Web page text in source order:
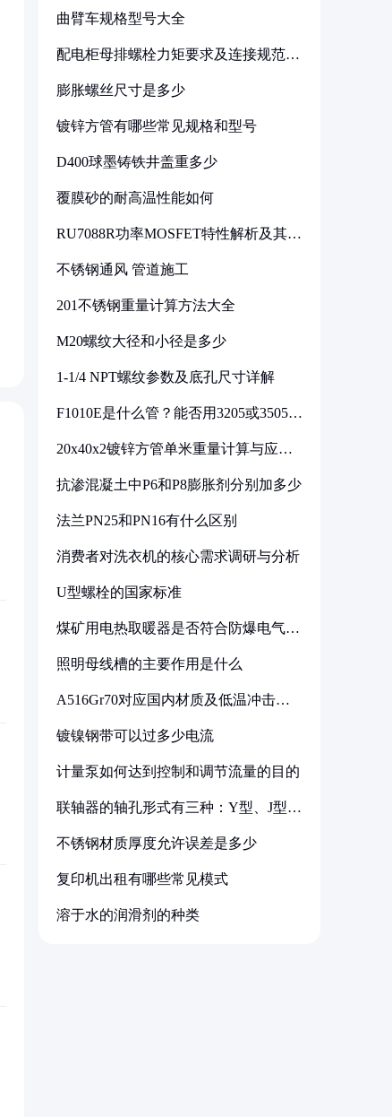
曲臂车规格型号大全
配电柜母排螺栓力矩要求及连接规范详
膨胀螺丝尺寸是多少
镀锌方管有哪些常见规格和型号
D400球墨铸铁井盖重多少
覆膜砂的耐高温性能如何
RU7088R功率MOSFET特性解析及其在
不锈钢通风 管道施工
201不锈钢重量计算方法大全
M20螺纹大径和小径是多少
1-1/4 NPT螺纹参数及底孔尺寸详解
F1010E是什么管？能否用3205或3505代
20x40x2镀锌方管单米重量计算与应用
抗渗混凝土中P6和P8膨胀剂分别加多少
法兰PN25和PN16有什么区别
消费者对洗衣机的核心需求调研与分析
U型螺栓的国家标准
煤矿用电热取暖器是否符合防爆电气设
照明母线槽的主要作用是什么
A516Gr70对应国内材质及低温冲击要
镀镍钢带可以过多少电流
计量泵如何达到控制和调节流量的目的
联轴器的轴孔形式有三种：Y型、J型、
不锈钢材质厚度允许误差是多少
复印机出租有哪些常见模式
溶于水的润滑剂的种类